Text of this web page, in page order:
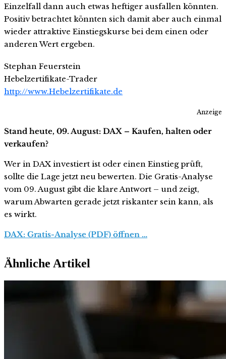
Einzelfall dann auch etwas heftiger ausfallen könnten.
Positiv betrachtet könnten sich damit aber auch einmal
wieder attraktive Einstiegskurse bei dem einen oder
anderen Wert ergeben.
Stephan Feuerstein
Hebelzertifikate-Trader
http://www.Hebelzertifikate.de
Anzeige
Stand heute, 09. August: DAX – Kaufen, halten oder
verkaufen?
Wer in DAX investiert ist oder einen Einstieg prüft,
sollte die Lage jetzt neu bewerten. Die Gratis-Analyse
vom 09. August gibt die klare Antwort – und zeigt,
warum Abwarten gerade jetzt riskanter sein kann, als
es wirkt.
DAX: Gratis-Analyse (PDF) öffnen …
Ähnliche Artikel